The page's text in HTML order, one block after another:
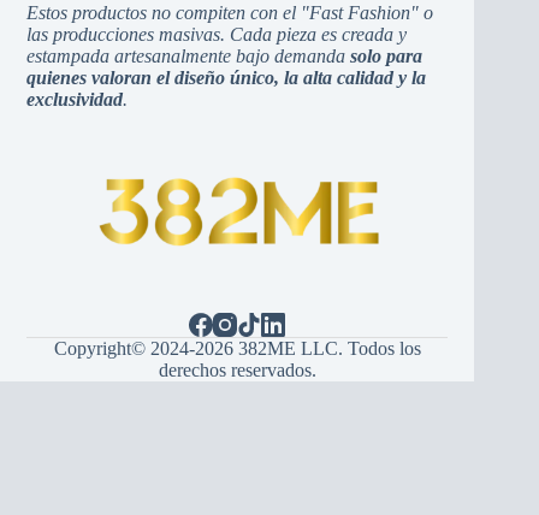
Estos productos no compiten con el "Fast Fashion" o
las producciones masivas. Cada pieza es creada y
estampada artesanalmente bajo demandasolo para
quienes valoran el diseño único, la alta calidad y la
exclusividad.
Copyright© 2024-2026 382ME LLC. Todos los
derechos reservados.